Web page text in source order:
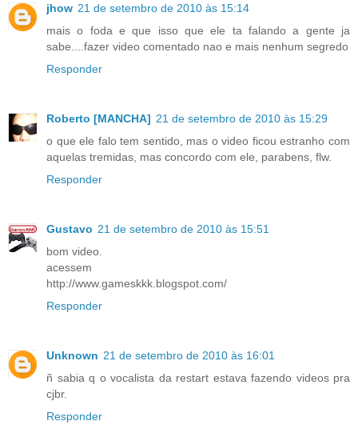
jhow 21 de setembro de 2010 às 15:14
mais o foda e que isso que ele ta falando a gente ja
sabe....fazer video comentado nao e mais nenhum segredo
Responder
Roberto [MANCHA] 21 de setembro de 2010 às 15:29
o que ele falo tem sentido, mas o video ficou estranho com
aquelas tremidas, mas concordo com ele, parabens, flw.
Responder
Gustavo 21 de setembro de 2010 às 15:51
bom video.
acessem
http://www.gameskkk.blogspot.com/
Responder
Unknown 21 de setembro de 2010 às 16:01
ñ sabia q o vocalista da restart estava fazendo videos pra
cjbr.
Responder